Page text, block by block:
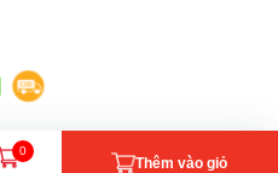
ký kinh doanh số: 0317179268 |
0
Thêm vào giỏ